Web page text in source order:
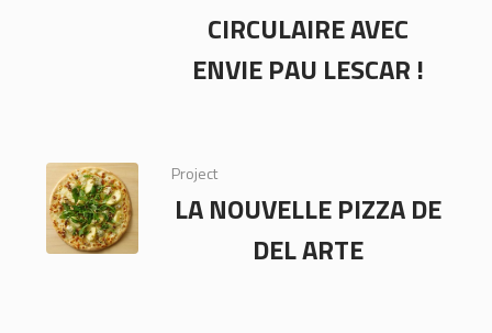
CIRCULAIRE AVEC
ENVIE PAU LESCAR !
Project
LA NOUVELLE PIZZA DE
DEL ARTE